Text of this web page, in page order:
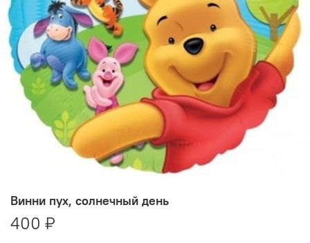
Винни пух, солнечный день
400 ₽